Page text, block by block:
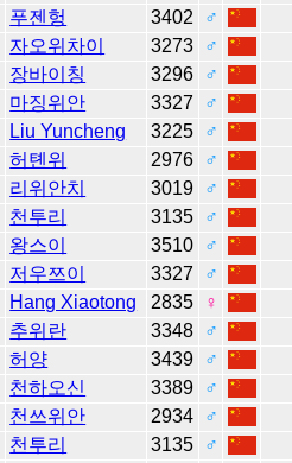
푸젠헝 3402
♂
자오위차이 3273
♂
장바이칭 3296
♂
마징위안 3327
♂
Liu Yuncheng 3225
♂
허톈위 2976
♂
리위안치 3019
♂
천투리 3135
♂
왕스이 3510
♂
저우쯔이 3327
♂
Hang Xiaotong 2835
♀
추위란 3348
♂
허양 3439
♂
천하오신 3389
♂
천쓰위안 2934
♂
천투리 3135
♂